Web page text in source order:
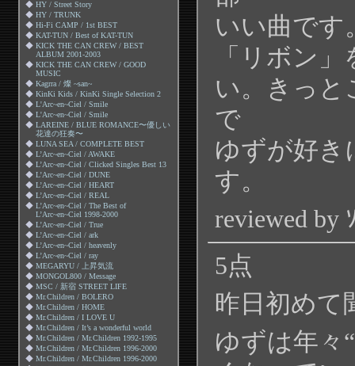
◆ HY / Street Story
◆ HY / TRUNK
◆ Hi-Fi CAMP / 1st BEST
◆ KAT-TUN / Best of KAT-TUN
◆ KICK THE CAN CREW / BEST
ALBUM 2001-2003
◆ KICK THE CAN CREW / GOOD
MUSIC
◆ Kagrra / 燦 ~san~
◆ KinKi Kids / KinKi Single Selection 2
◆ L'Arc~en~Ciel / Smile
◆ L'Arc~en~Ciel / Smile
◆ LAREINE / BLUE ROMANCE〜優しい
花達の狂奏〜
◆ LUNA SEA / COMPLETE BEST
◆ L’Arc~en~Ciel / AWAKE
◆ L’Arc~en~Ciel / Clicked Singles Best 13
◆ L’Arc~en~Ciel / DUNE
◆ L’Arc~en~Ciel / HEART
◆ L’Arc~en~Ciel / REAL
◆ L’Arc~en~Ciel / The Best of
L’Arc~en~Ciel 1998-2000
◆ L’Arc~en~Ciel / True
◆ L’Arc~en~Ciel / ark
◆ L’Arc~en~Ciel / heavenly
◆ L’Arc~en~Ciel / ray
◆ MEGARYU / 上昇気流
◆ MONGOL800 / Message
◆ MSC / 新宿 STREET LIFE
◆ Mr.Children / BOLERO
◆ Mr.Children / HOME
◆ Mr.Children / I LOVE U
◆ Mr.Children / It’s a wonderful world
◆ Mr.Children / Mr.Children 1992-1995
◆ Mr.Children / Mr.Children 1996-2000
◆ Mr.Children / Mr.Children 1996-2000
いい曲です
「リボン
い。きっと
で
ゆずが好き
す。
reviewed by
5点
昨日初め
ゆずは年々